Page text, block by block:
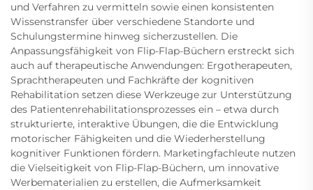
und Verfahren zu vermitteln sowie einen konsistenten
Wissenstransfer über verschiedene Standorte und
Schulungstermine hinweg sicherzustellen. Die
Anpassungsfähigkeit von Flip-Flap-Büchern erstreckt sich
auch auf therapeutische Anwendungen: Ergotherapeuten,
Sprachtherapeuten und Fachkräfte der kognitiven
Rehabilitation setzen diese Werkzeuge zur Unterstützung
des Patientenrehabilitationsprozesses ein – etwa durch
strukturierte, interaktive Übungen, die die Entwicklung
motorischer Fähigkeiten und die Wiederherstellung
kognitiver Funktionen fördern. Marketingfachleute nutzen
die Vielseitigkeit von Flip-Flap-Büchern, um innovative
Werbematerialien zu erstellen, die Aufmerksamkeit